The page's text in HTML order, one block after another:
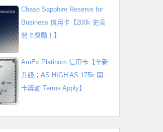
Chase Sapphire Reserve for
Business 信用卡【200k 史高
開卡獎勵！】
AmEx Platinum 信用卡【全新
升級；AS HIGH AS 175k 開
卡獎勵 Terms Apply】